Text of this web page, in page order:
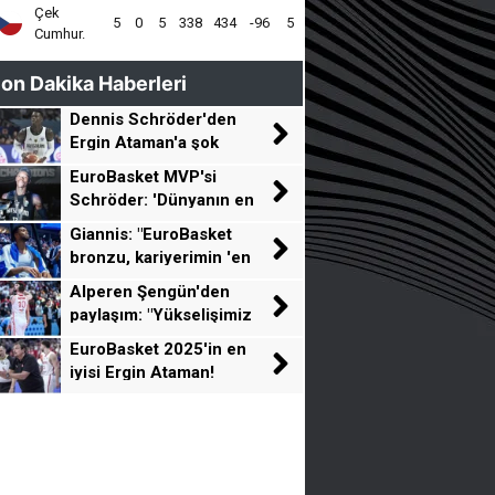
Çek
Cumhur.
5 0 5 338 434 -96 5
Dakika Haberleri
Dennis Schröder'den
Ergin Ataman'a şok
sözler!
EuroBasket MVP'si
Schröder: 'Dünyanın en
iyi beş oyuncusu
Avrupa'dan geliyor'
Giannis: "EuroBasket
bronzu, kariyerimin 'en
büyük başarısı'"
Alperen Şengün'den
paylaşım: "Yükselişimiz
devam edecek"
EuroBasket 2025'in en
iyisi Ergin Ataman!